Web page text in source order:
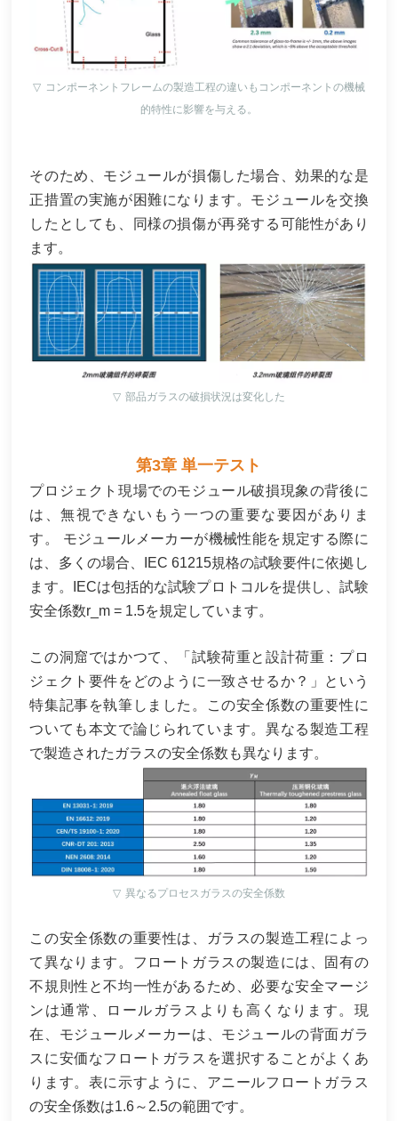
▽ コンポーネントフレームの製造工程の違いもコンポーネントの機械
的特性に影響を与える。
そのため、モジュールが損傷した場合、効果的な是
正措置の実施が困難になります。モジュールを交換
したとしても、同様の損傷が再発する可能性があり
ます。
▽ 部品ガラスの破損状況は変化した
第3章 単一テスト
プロジェクト現場でのモジュール破損現象の背後に
は、無視できないもう一つの重要な要因がありま
す。 モジュールメーカーが機械性能を規定する際に
は、多くの場合、IEC 61215規格の試験要件に依拠し
ます。IECは包括的な試験プロトコルを提供し、試験
安全係数r_m = 1.5を規定しています。
この洞窟ではかつて、「試験荷重と設計荷重：プロ
ジェクト要件をどのように一致させるか？」という
特集記事を執筆しました。この安全係数の重要性に
ついても本文で論じられています。異なる製造工程
で製造されたガラスの安全係数も異なります。
▽ 異なるプロセスガラスの安全係数
この安全係数の重要性は、ガラスの製造工程によっ
て異なります。フロートガラスの製造には、固有の
不規則性と不均一性があるため、必要な安全マージ
ンは通常、ロールガラスよりも高くなります。現
在、モジュールメーカーは、モジュールの背面ガラ
スに安価なフロートガラスを選択することがよくあ
ります。表に示すように、アニールフロートガラス
の安全係数は1.6～2.5の範囲です。